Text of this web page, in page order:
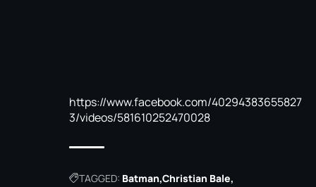
https://www.facebook.com/40294383655827
3/videos/581610252470028
TAGGED: Batman Christian Bale